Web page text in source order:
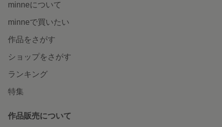
minneについて
minneで買いたい
作品をさがす
ショップをさがす
ランキング
特集
作品販売について